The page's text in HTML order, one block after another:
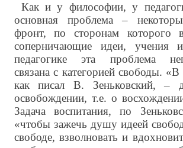
Как и у философии, у
основная проблема –
фронт, по сторонам которого
соперничающие идеи, учения
педагогике эта проблема
связана с категорией свободы.
как писал В. Зеньковский, –
освобождении, т.е. о
Задача воспитания, по
«чтобы зажечь душу идеей
свободе, взволновать и